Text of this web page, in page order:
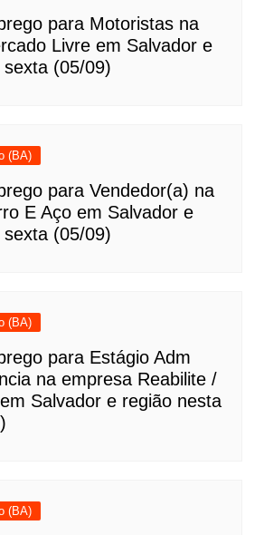
para Motoristas na
Livre em Salvador e
(05/09)
(BA)
para Vendedor(a) na
E Aço em Salvador e
(05/09)
(BA)
para Estágio Adm
na empresa Reabilite /
Salvador e região nesta
(BA)